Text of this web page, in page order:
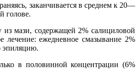
заканчивается в среднем к 20—
голове.
мази, содержащей 2% салициловой
лечение: ежедневное смазывание 2%
эпиляцию.
в половинной концентрации (6%